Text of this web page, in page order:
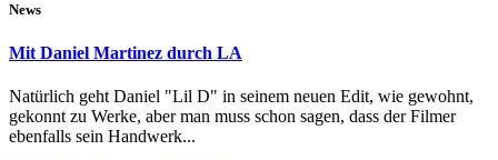
News
Mit Daniel Martinez durch LA
Natürlich geht Daniel "Lil D" in seinem neuen Edit, wie gewohnt,
gekonnt zu Werke, aber man muss schon sagen, dass der Filmer
ebenfalls sein Handwerk...